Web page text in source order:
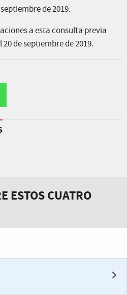
de 2019.
a esta consulta previa
de septiembre de 2019.
ESTOS CUATRO